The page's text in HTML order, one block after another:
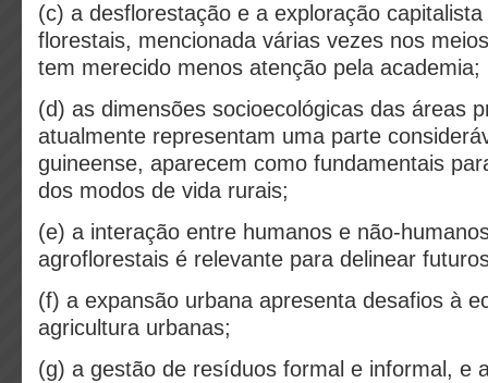
(c) a desflorestação e a exploração
florestais, mencionada várias vezes nos
tem merecido menos atenção pela academia;
(d) as dimensões socioecológicas das áreas
atualmente representam uma parte
guineense, aparecem como fundamentais
dos modos de vida rurais;
(e) a interação entre humanos e não-
agroflorestais é relevante para delinear
(f) a expansão urbana apresenta desafios à
agricultura urbanas;
(g) a gestão de resíduos formal e informal, e